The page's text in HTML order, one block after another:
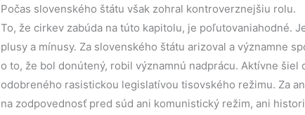
Počas slovenského štátu však zohral kontroverznejšiu rolu.
To, že cirkev zabúda na túto kapitolu, je poľutovaniahodné.
plusy a mínusy. Za slovenského štátu arizoval a významne
o to, že bol donútený, robil významnú nadprácu. Aktívne
odobreného rasistickou legislatívou tisovského režimu. Za
na zodpovednosť pred súd ani komunistický režim, ani